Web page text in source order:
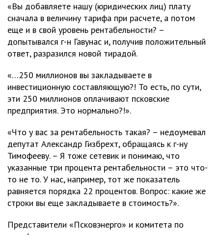
«Вы добавляете нашу (юридических лиц) плату
сначала в величину тарифа при расчете, а потом
еще и в свой уровень рентабельности? –
допытывался г-н Гавунас и, получив положительный
ответ, разразился новой тирадой.
«…250 миллионов вы закладываете в
инвестиционную составляющую?! То есть, по сути,
эти 250 миллионов оплачивают псковские
предприятия. Это нормально?!».
«Что у вас за рентабельность такая? – недоумевал
депутат Александр Гизбрехт, обращаясь к г-ну
Тимофееву. – Я тоже сетевик и понимаю, что
указанные три процента рентабельности – это что-
то не то. У нас, например, тот же показатель
равняется порядка 22 процентов. Вопрос: какие же
строки вы еще закладываете в стоимость?».
Представители «Псковэнерго» и комитета по